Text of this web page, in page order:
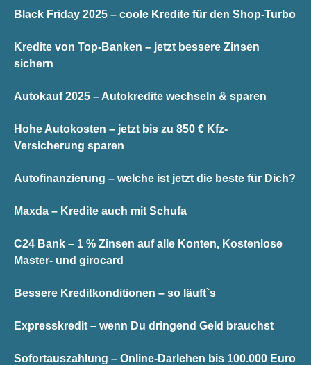
Black Friday 2025 – coole Kredite für den Shop-Turbo
Kredite von Top-Banken – jetzt bessere Zinsen
sichern
Autokauf 2025 – Autokredite wechseln & sparen
Hohe Autokosten – jetzt bis zu 850 € Kfz-
Versicherung sparen
Autofinanzierung – welche ist jetzt die beste für Dich?
Maxda – Kredite auch mit Schufa
C24 Bank – 1 % Zinsen auf alle Konten, Kostenlose
Master- und girocard
Bessere Kreditkonditionen – so läuft`s
Expresskredit – wenn Du dringend Geld brauchst
Sofortauszahlung – Online-Darlehen bis 100.000 Euro